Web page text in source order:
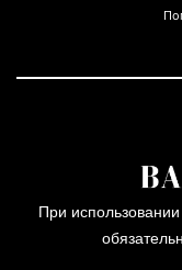
При